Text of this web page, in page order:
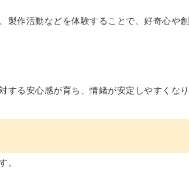
製作活動などを体験することで、好奇心や創
する安心感が育ち、情緒が安定しやすくなり
。